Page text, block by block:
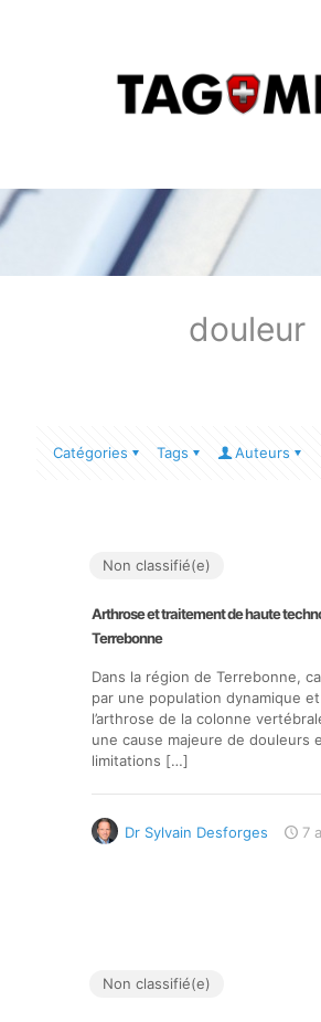
douleur
Catégories Tags Auteurs
Non classifié(e)
Arthrose et traitement de haute
Terrebonne
Dans la région de Terrebonne,
par une population dynamique
l’arthrose de la colonne
une cause majeure de douleurs
limitations […]
Dr Sylvain Desforges 7
Non classifié(e)